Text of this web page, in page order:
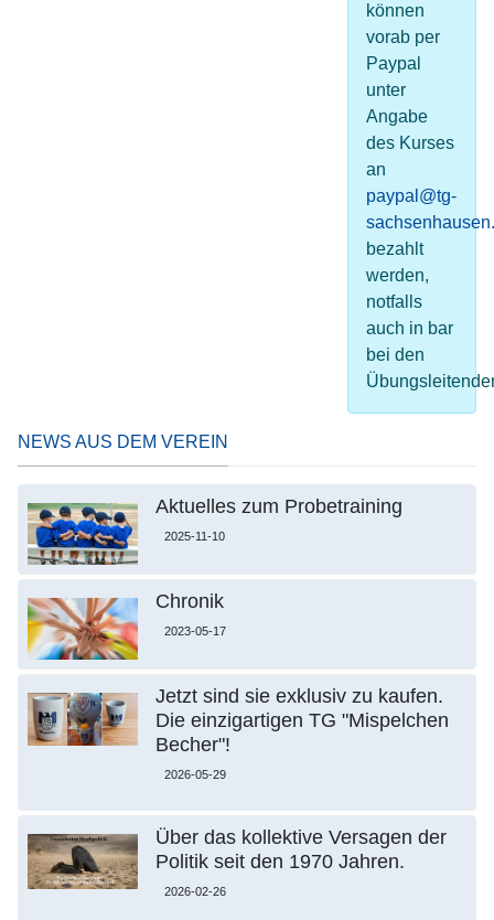
können
vorab per
Paypal
unter
Angabe
des Kurses
an
paypal@tg-
bezahlt
werden,
notfalls
auch in bar
bei den
NEWS AUS DEM VEREIN
Aktuelles zum Probetraining
2025-11-10
Chronik
2023-05-17
Jetzt sind sie exklusiv zu kaufen.
Die einzigartigen TG "Mispelchen
Becher"!
2026-05-29
Über das kollektive Versagen der
Politik seit den 1970 Jahren.
2026-02-26